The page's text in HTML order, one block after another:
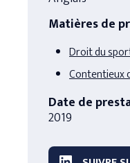
Matières de
Droit du
Contentieux
Date de
2019